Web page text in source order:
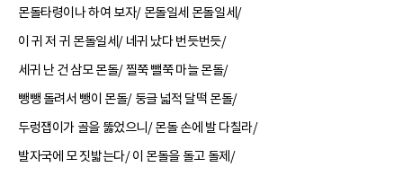
몬돌타령이나 하여 보자/ 몬돌일세 몬돌일세/
이 귀 저 귀 몬돌일세/ 네귀 났다 번듯번듯/
세귀 난 건 삼모 몬돌/ 찔쭉 뺄쭉 마늘 몬돌/
뺑뺑 돌려서 뺑이 몬돌/ 둥글 넓적 달떡 몬돌/
두렁잽이가 골을 뚫었으니/ 몬돌 손에 발 다칠라/
발자국에 모 짓밟는다/ 이 몬돌을 돌고 돌제/